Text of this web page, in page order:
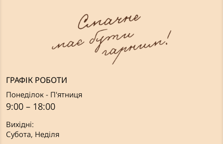
ГРАФІК РОБОТИ
Понеділок - П'ятниця
9:00 – 18:00
Вихідні:
Субота, Неділя